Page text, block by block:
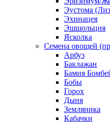
Эустома
Эхинацея
Эшшольция
Ясколка
Семена овощей
Арбуз
Баклажан
Бамия
Бобы
Горох
Дыня
Земляника
Кабачки